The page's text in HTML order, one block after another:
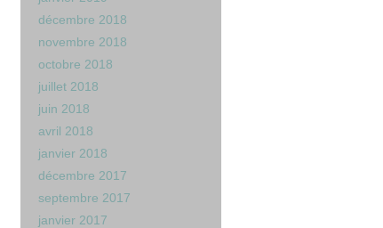
décembre 2018
novembre 2018
octobre 2018
juillet 2018
juin 2018
avril 2018
janvier 2018
décembre 2017
septembre 2017
janvier 2017